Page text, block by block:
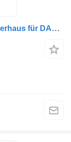
Cabină Completă pentru Camion Fahrerhaus für DAF XF 105, An 2010 LKW